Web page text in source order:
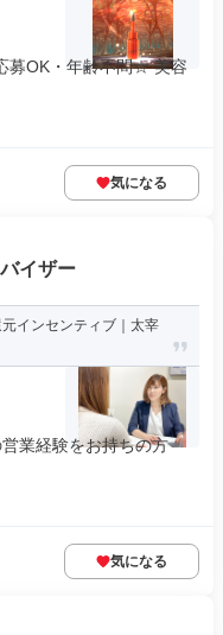
募OK・年齢不問☆ 美容
気になる
イザー
インセンティブ｜太宰
業経験をお持ちの方
気になる